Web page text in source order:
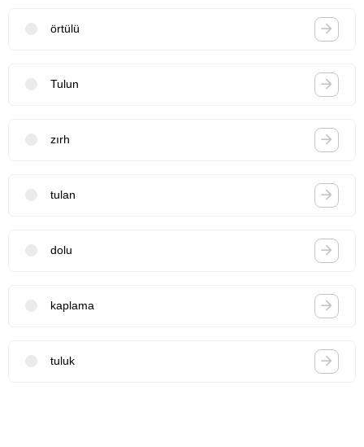
örtülü
Tulun
zırh
tulan
dolu
kaplama
tuluk